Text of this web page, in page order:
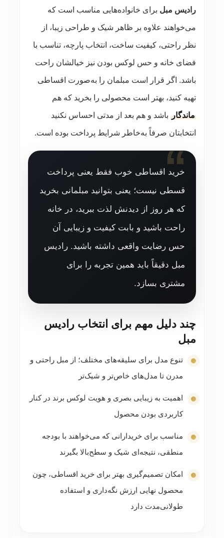
رادیس مبل برای خانواده‌هایی مناسب است که
می‌خواهند علاوه بر ظاهر شیک و طراحی زیبا، از
نظر راحتی، کیفیت ساخت، انتخاب پارچه، تناسب با
فضای خانه و حس لوکس بودن نیز خیالشان راحت
باشد. اگر قرار است مبلمان را به‌صورت اقساطی
تهیه کنید، بهتر است محصولی را بخرید که هم
ماندگارباشد و هم بعد از مدتی احساس نکنید
انتخابتان صرفاً به‌خاطر شرایط پرداخت بوده است.
خرید اقساطی خوب فقط یعنی پرداخت
قسطی نیست؛ یعنی بتوانید مبلمانی بخرید
که هر روز از دیدنش لذت ببرید، در خانه
راحت باشید و بابت کیفیت و زیبایی آن
حس رضایت واقعی داشته باشید. رادیس
مبل دقیقاً باید همین تجربه را برای
مشتری بسازد.
چند دلیل مهم برای انتخاب رادیس
مبل
تنوع مدل برای سلیقه‌های مختلف؛ از مبل راحتی و
مدرن تا مدل‌های خاص‌تر و شیک‌تر
اهمیت به زیبایی بصری و هویت لوکس برند در کنار
کاربردی بودن محصول
مناسب برای خریدارانی که می‌خواهند با بودجه
منطقی، نتیجه‌ای شیک و سطح‌بالا بگیرند
امکان تصمیم‌گیری بهتر برای خرید اقساطی، چون
محصول نهایی ارزش نگه‌داری و استفاده
طولانی‌مدت دارد